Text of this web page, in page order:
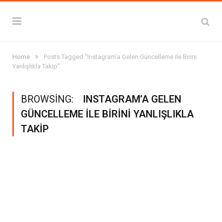
Home »
Posts Tagged "Instagram’a Gelen Güncelleme ile Birini
Yanlışlıkla Takip"
BROWSING:
INSTAGRAM’A GELEN
GÜNCELLEME ILE BIRINI YANLIŞLIKLA
TAKIP